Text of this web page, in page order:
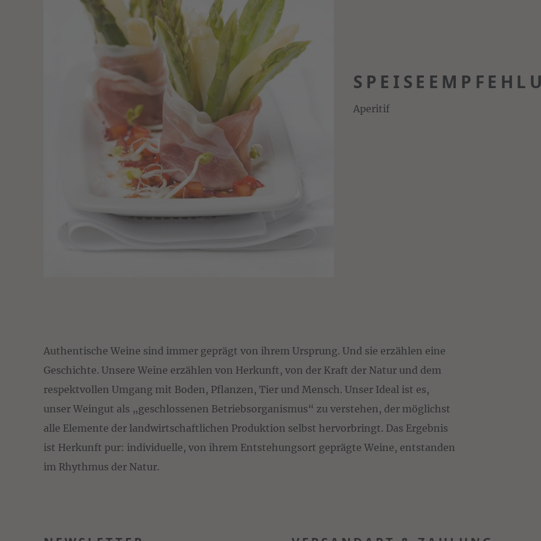
Aperitif
Authentische Weine sind immer geprägt von ihrem Ursprung. Und sie erzählen eine
Geschichte. Unsere Weine erzählen von Herkunft, von der Kraft der Natur und dem
respektvollen Umgang mit Boden, Pflanzen, Tier und Mensch. Unser Ideal ist es,
unser Weingut als „geschlossenen Betriebsorganismus“ zu verstehen, der möglichst
alle Elemente der landwirtschaftlichen Produktion selbst hervorbringt. Das Ergebnis
ist Herkunft pur: individuelle, von ihrem Entstehungsort geprägte Weine, entstanden
im Rhythmus der Natur.